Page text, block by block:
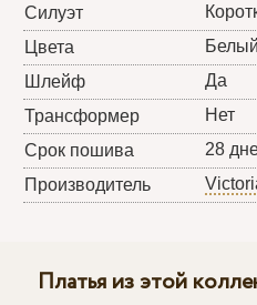
Силуэт
Цвета
Шлейф
Да
Трансформер
Нет
Срок пошива
28
Производитель
Платья из этой